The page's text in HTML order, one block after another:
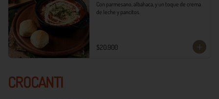
Con parmesano, albahaca, y un toque de crema
de leche y pancitos.
$20.900
CROCANTI